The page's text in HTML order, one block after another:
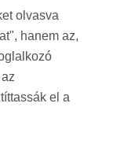
olvasva
hanem az,
el a